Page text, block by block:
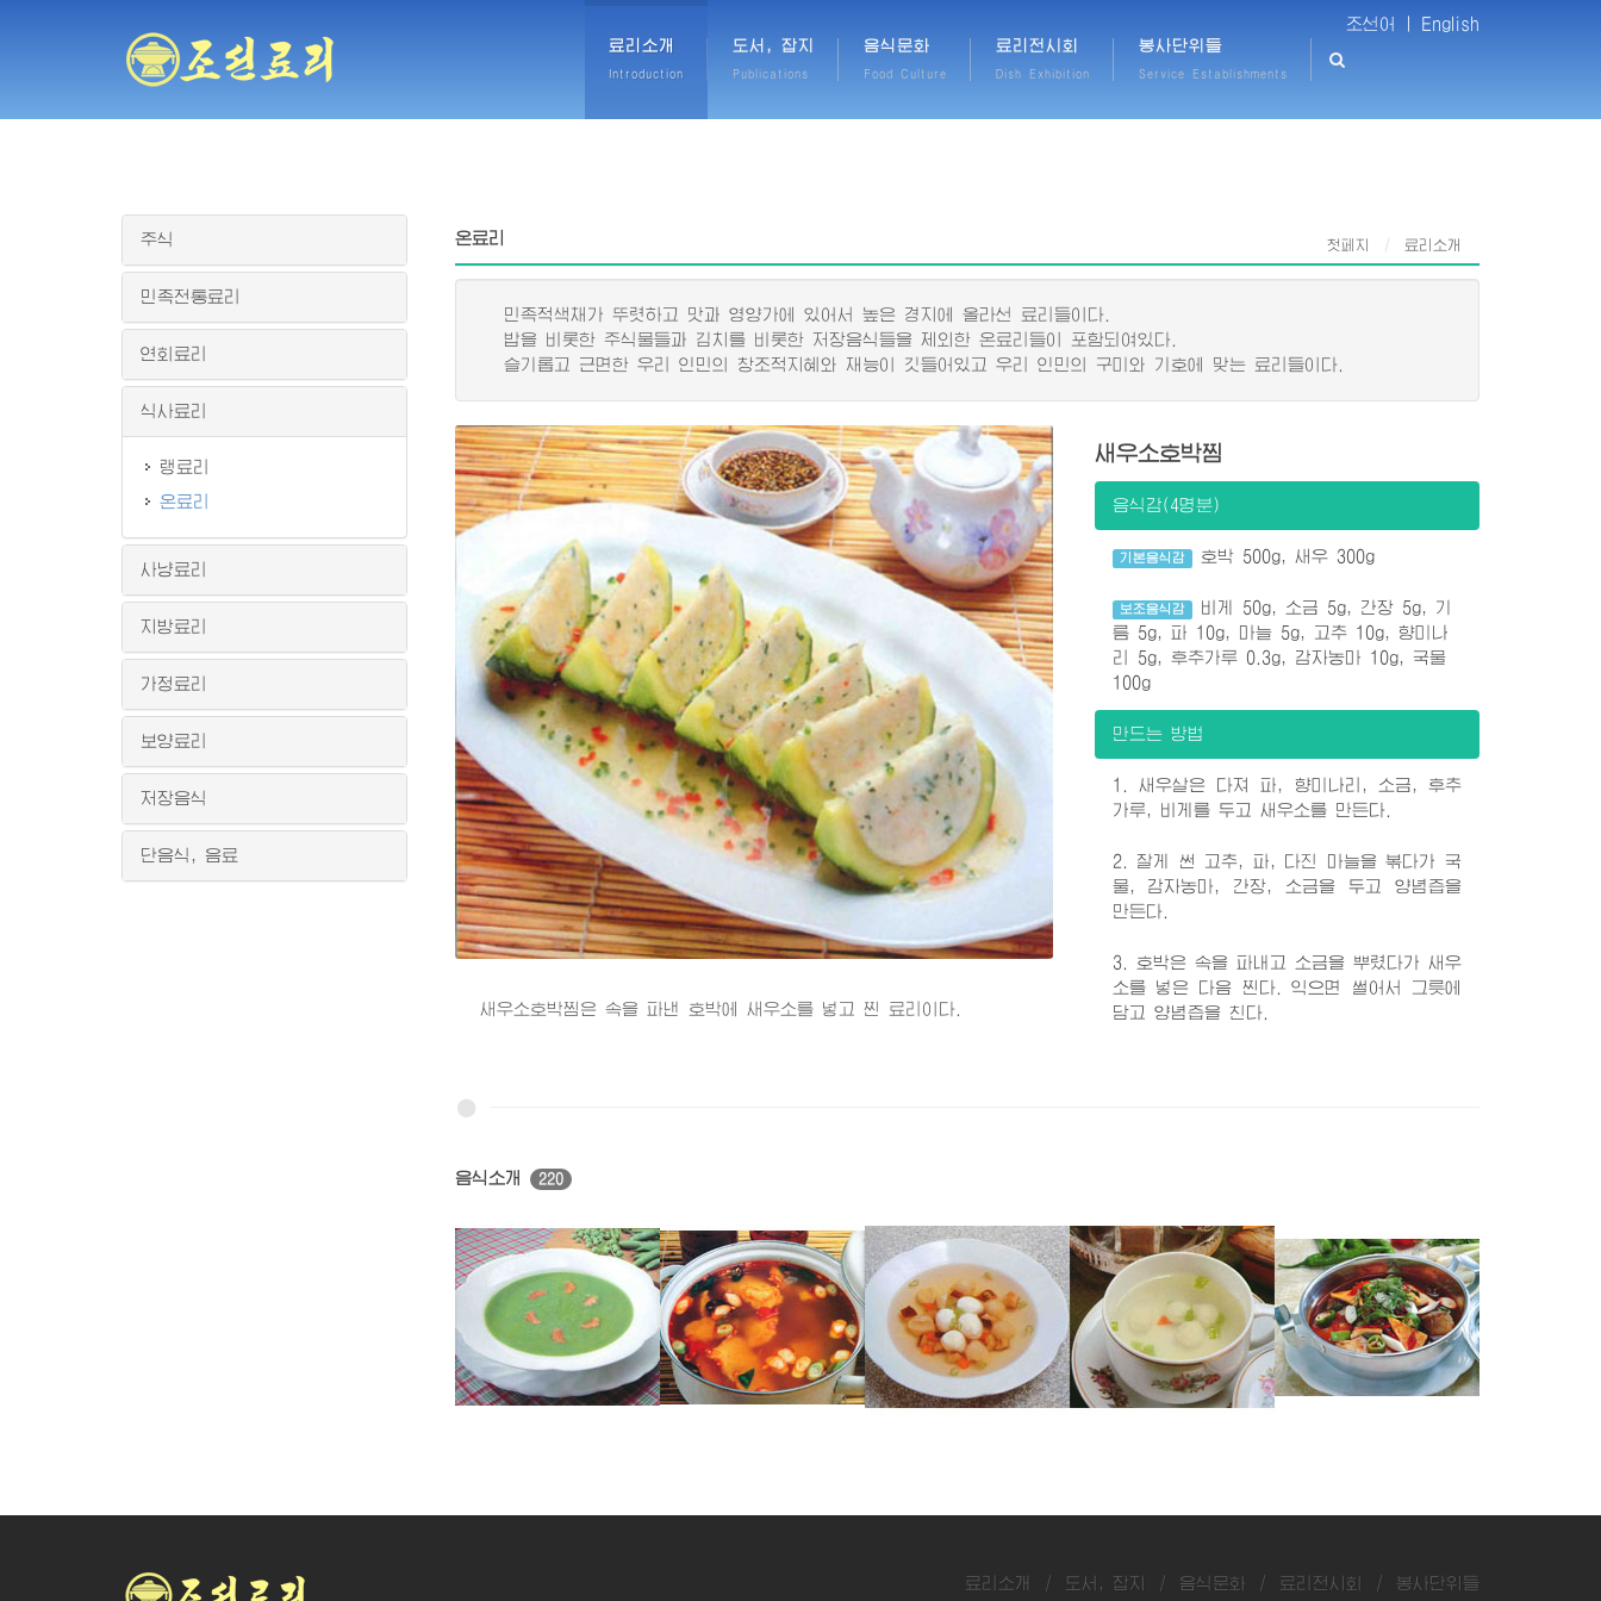
조선어 | English
료리소개
Introduction
도서, 잡지
Publications
음식문화
Food Culture
료리전시회
Dish Exhibition
봉사단위들
Service Establishments
온료리 첫페지 료리소개
민족적색채가 뚜렷하고 맛과 영양가에 있어서 높은 경지에 올라선 료리들이다.
밥을 비롯한 주식물들과 김치를 비롯한 저장음식들을 제외한 온료리들이 포함되여있다.
슬기롭고 근면한 우리 인민의 창조적지혜와 재능이 깃들어있고 우리 인민의 구미와 기호에 맞는 료리들이다.
새우소호박찜은 속을 파낸 호박에 새우소를 넣고 찐 료리이다.
새우소호박찜
음식감(4명분)
기본음식감 호박 500g, 새우 300g
보조음식감
비게 50g, 소금 5g, 간장 5g, 기
름 5g, 파 10g, 마늘 5g, 고추 10g, 향미나
리 5g, 후추가루 0.3g, 감자농마 10g, 국물
100g
만드는 방법
1. 새우살은 다져 파, 향미나리, 소금, 후추
가루, 비게를 두고 새우소를 만든다.
2. 잘게 썬 고추, 파, 다진 마늘을 볶다가 국
물, 감자농마, 간장, 소금을 두고 양념즙을
만든다.
3. 호박은 속을 파내고 소금을 뿌렸다가 새우
소를 넣은 다음 찐다. 익으면 썰어서 그릇에
담고 양념즙을 친다.
음식소개 220
주식
민족전통료리
연회료리
식사료리
랭료리
온료리
사냥료리
지방료리
가정료리
보양료리
저장음식
단음식, 음료
료리소개 / 도서, 잡지 / 음식문화 / 료리전시회 / 봉사단위들